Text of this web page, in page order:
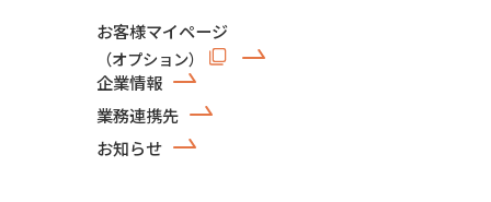
お客様マイページ
（オプション）
企業情報
業務連携先
お知らせ